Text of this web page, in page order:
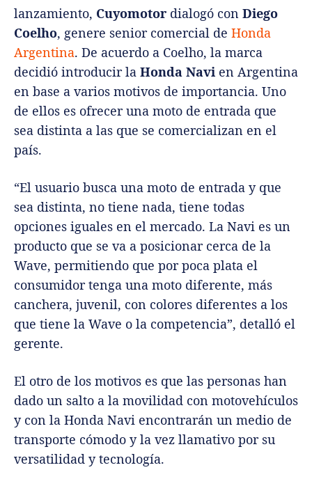
lanzamiento, Cuyomotor dialogó con Diego
Coelho, genere senior comercial de Honda
Argentina. De acuerdo a Coelho, la marca
decidió introducir la Honda Navi en Argentina
en base a varios motivos de importancia. Uno
de ellos es ofrecer una moto de entrada que
sea distinta a las que se comercializan en el
país.
“El usuario busca una moto de entrada y que
sea distinta, no tiene nada, tiene todas
opciones iguales en el mercado. La Navi es un
producto que se va a posicionar cerca de la
Wave, permitiendo que por poca plata el
consumidor tenga una moto diferente, más
canchera, juvenil, con colores diferentes a los
que tiene la Wave o la competencia”, detalló el
gerente.
El otro de los motivos es que las personas han
dado un salto a la movilidad con motovehículos
y con la Honda Navi encontrarán un medio de
transporte cómodo y la vez llamativo por su
versatilidad y tecnología.